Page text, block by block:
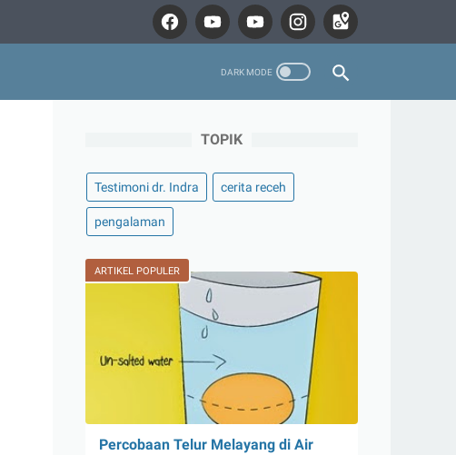
TOPIK
Testimoni dr. Indra cerita receh
pengalaman
ARTIKEL POPULER
Percobaan Telur Melayang di Air